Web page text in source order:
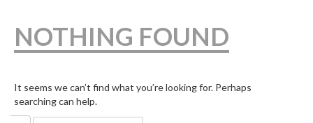
NOTHING FOUND
It seems we can’t find what you’re looking for. Perhaps
searching can help.